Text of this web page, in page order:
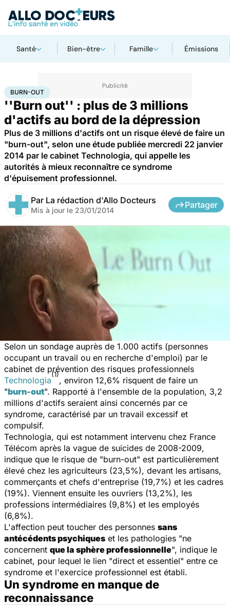
Santé Bien-être Famille Émissions
AccueilSanté Burn-out
BURN-OUT
''Burn out'' : plus de 3 millions
d'actifs au bord de la dépression
Plus de 3 millions d'actifs ont un risque élevé de faire un
"burn-out", selon une étude publiée mercredi 22 janvier
2014 par le cabinet Technologia, qui appelle les
autorités à mieux reconnaître ce syndrome
d'épuisement professionnel.
Par La rédaction d'Allo Docteurs
Mis à jour le 23/01/2014
Partager
Selon un sondage auprès de 1.000 actifs (personnes
occupant un travail ou en recherche d'emploi) par le
cabinet de prévention des risques professionnels
Technologia
(1)
, environ 12,6% risquent de faire un
"burn-out". Rapporté à l'ensemble de la population, 3,2
millions d'actifs seraient ainsi concernés par ce
syndrome, caractérisé par un travail excessif et
compulsif.
Technologia, qui est notamment intervenu chez France
Télécom après la vague de suicides de 2008-2009,
indique que le risque de "burn-out" est particulièrement
élevé chez les agriculteurs (23,5%), devant les artisans,
commerçants et chefs d'entreprise (19,7%) et les cadres
(19%). Viennent ensuite les ouvriers (13,2%), les
professions intermédiaires (9,8%) et les employés
(6,8%).
L'affection peut toucher des personnes sans
antécédents psychiques et les pathologies "ne
concernent que la sphère professionnelle", indique le
cabinet, pour lequel le lien "direct et essentiel" entre ce
syndrome et l'exercice professionnel est établi.
Un syndrome en manque de
reconnaissance